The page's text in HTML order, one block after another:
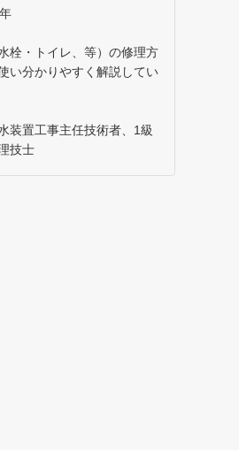
栓・トイレ、等）の修理方
い分かりやすく解説してい
装置工事主任技術者、1級
技士